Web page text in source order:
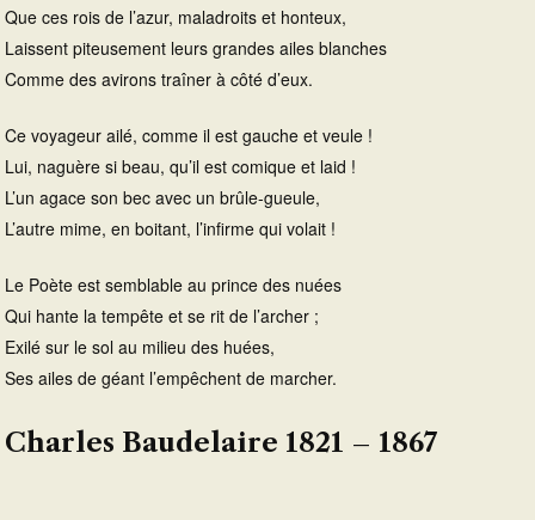
Que ces rois de l’azur, maladroits et honteux,
Laissent piteusement leurs grandes ailes blanches
Comme des avirons traîner à côté d’eux.
Ce voyageur ailé, comme il est gauche et veule !
Lui, naguère si beau, qu’il est comique et laid !
L’un agace son bec avec un brûle-gueule,
L’autre mime, en boitant, l’infirme qui volait !
Le Poète est semblable au prince des nuées
Qui hante la tempête et se rit de l’archer ;
Exilé sur le sol au milieu des huées,
Ses ailes de géant l’empêchent de marcher.
Charles Baudelaire 1821 – 1867